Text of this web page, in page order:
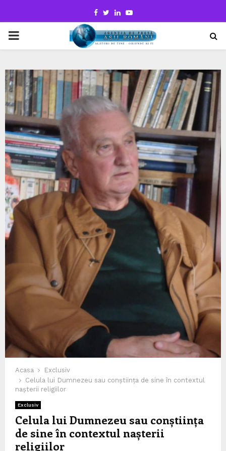
Facebook
TwitterLinkedinYoutube
PRIMARY
Acasa
Exclusiv
Celula lui Dumnezeu sau conștiința de sine în contextul
nașterii religiilor
Exclusiv
Celula lui Dumnezeu sau conștiința
de sine în contextul nașterii
religiilor